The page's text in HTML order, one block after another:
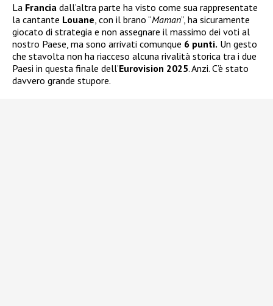
La Francia dall’altra parte ha visto come sua rappresentate
la cantante Louane , con il brano “Maman”, ha sicuramente
giocato di strategia e non assegnare il massimo dei voti al
nostro Paese, ma sono arrivati comunque 6 punti. Un gesto
che stavolta non ha riacceso alcuna rivalità storica tra i due
Paesi in questa finale dell’Eurovision 2025. Anzi. C’è stato
davvero grande stupore.